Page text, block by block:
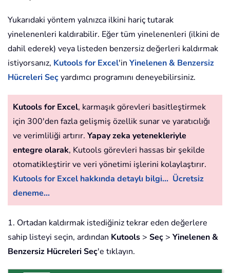
Yukarıdaki yöntem yalnızca ilkini hariç tutarak
yinelenenleri kaldırabilir. Eğer tüm yinelenenleri (ilkini de
dahil ederek) veya listeden benzersiz değerleri kaldırmak
istiyorsanız, Kutools for Excel'in Yinelenen & Benzersiz
Hücreleri Seçyardımcı programını deneyebilirsiniz.
Kutools for Excel, karmaşık görevleri basitleştirmek
için 300'den fazla gelişmiş özellik sunar ve yaratıcılığı
ve verimliliği artırır. Yapay zeka yetenekleriyle
entegre olarak, Kutools görevleri hassas bir şekilde
otomatikleştirir ve veri yönetimi işlerini kolaylaştırır.
Kutools for Excel hakkında detaylı bilgi... Ücretsiz
deneme...
1. Ortadan kaldırmak istediğiniz tekrar eden değerlere
sahip listeyi seçin, ardından Kutools > Seç > Yinelenen &
Benzersiz Hücreleri Seç'e tıklayın.